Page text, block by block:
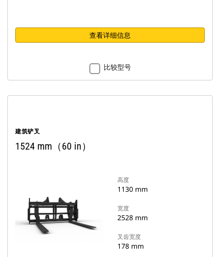
查看详细信息
比较型号
建筑铲叉
1524 mm（60 in）
高度
1130 mm
宽度
2528 mm
叉齿宽度
178 mm